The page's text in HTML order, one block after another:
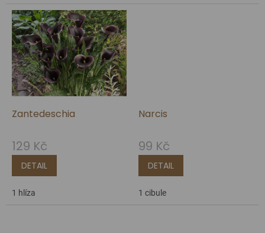
ů
Zantedeschia
129 Kč
DETAIL
1 hlíza
Narcis
99 Kč
DETAIL
1 cibule